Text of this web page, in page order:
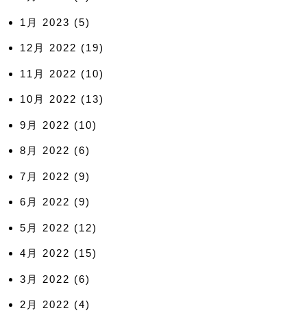
1月 2023 (5)
12月 2022 (19)
11月 2022 (10)
10月 2022 (13)
9月 2022 (10)
8月 2022 (6)
7月 2022 (9)
6月 2022 (9)
5月 2022 (12)
4月 2022 (15)
3月 2022 (6)
2月 2022 (4)